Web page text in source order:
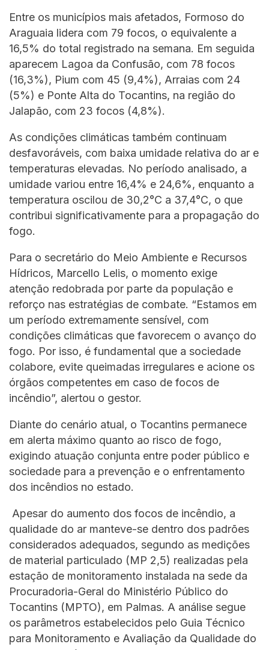
Entre os municípios mais afetados, Formoso do
Araguaia lidera com 79 focos, o equivalente a
16,5% do total registrado na semana. Em seguida
aparecem Lagoa da Confusão, com 78 focos
(16,3%), Pium com 45 (9,4%), Arraias com 24
(5%) e Ponte Alta do Tocantins, na região do
Jalapão, com 23 focos (4,8%).
As condições climáticas também continuam
desfavoráveis, com baixa umidade relativa do ar e
temperaturas elevadas. No período analisado, a
umidade variou entre 16,4% e 24,6%, enquanto a
temperatura oscilou de 30,2°C a 37,4°C, o que
contribui significativamente para a propagação do
fogo.
Para o secretário do Meio Ambiente e Recursos
Hídricos, Marcello Lelis, o momento exige
atenção redobrada por parte da população e
reforço nas estratégias de combate. “Estamos em
um período extremamente sensível, com
condições climáticas que favorecem o avanço do
fogo. Por isso, é fundamental que a sociedade
colabore, evite queimadas irregulares e acione os
órgãos competentes em caso de focos de
incêndio”, alertou o gestor.
Diante do cenário atual, o Tocantins permanece
em alerta máximo quanto ao risco de fogo,
exigindo atuação conjunta entre poder público e
sociedade para a prevenção e o enfrentamento
dos incêndios no estado.
Apesar do aumento dos focos de incêndio, a
qualidade do ar manteve-se dentro dos padrões
considerados adequados, segundo as medições
de material particulado (MP 2,5) realizadas pela
estação de monitoramento instalada na sede da
Procuradoria-Geral do Ministério Público do
Tocantins (MPTO), em Palmas. A análise segue
os parâmetros estabelecidos pelo Guia Técnico
para Monitoramento e Avaliação da Qualidade do